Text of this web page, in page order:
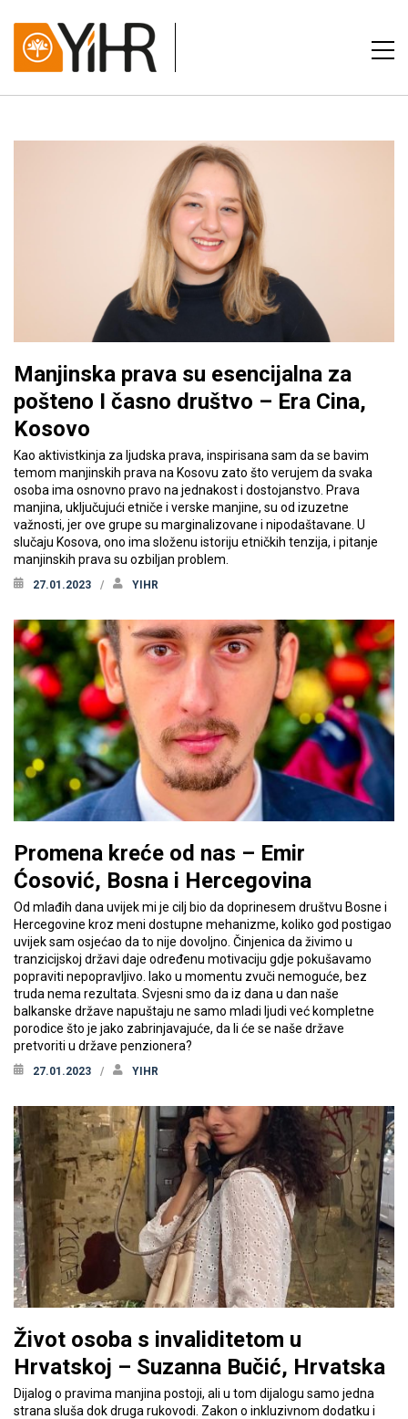
Manjinska prava su esencijalna za
pošteno I časno društvo – Era Cina,
Kosovo
Kao aktivistkinja za ljudska prava, inspirisana sam da se bavim
temom manjinskih prava na Kosovu zato što verujem da svaka
osoba ima osnovno pravo na jednakost i dostojanstvo. Prava
manjina, uključujući etniče i verske manjine, su od izuzetne
važnosti, jer ove grupe su marginalizovane i nipodaštavane. U
slučaju Kosova, ono ima složenu istoriju etničkih tenzija, i pitanje
manjinskih prava su ozbiljan problem.
27.01.2023 YIHR
Promena kreće od nas – Emir
Ćosović, Bosna i Hercegovina
Od mlađih dana uvijek mi je cilj bio da doprinesem društvu Bosne i
Hercegovine kroz meni dostupne mehanizme, koliko god postigao
uvijek sam osjećao da to nije dovoljno. Činjenica da živimo u
tranzicijskoj državi daje određenu motivaciju gdje pokušavamo
popraviti nepopravljivo. Iako u momentu zvuči nemoguće, bez
truda nema rezultata. Svjesni smo da iz dana u dan naše
balkanske države napuštaju ne samo mladi ljudi već kompletne
porodice što je jako zabrinjavajuće, da li će se naše države
pretvoriti u države penzionera?
27.01.2023 YIHR
Život osoba s invaliditetom u
Hrvatskoj – Suzanna Bučić, Hrvatska
Dijalog o pravima manjina postoji, ali u tom dijalogu samo jedna
strana sluša dok druga rukovodi. Zakon o inkluzivnom dodatku i